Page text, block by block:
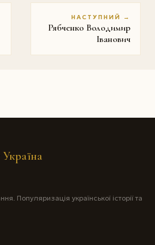
НАСТУПНИЙ →
Рябченко Володимир
Іванович
Популяризація української історії та